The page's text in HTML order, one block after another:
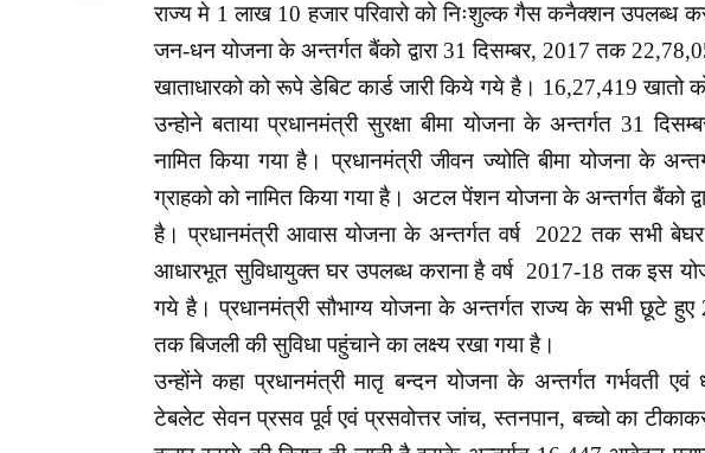
राज्य मे 1 लाख 10 हजार परिवारो को निःशुल्क गैस कनैक्शन उपलब्ध
जन-धन योजना के अन्तर्गत बैंको द्वारा 31 दिसम्बर, 2017 तक
खाताधारको को रूपे डेबिट कार्ड जारी किये गये है। 16,27,419 खातो
उन्होने बताया प्रधानमंत्री सुरक्षा बीमा योजना के अन्तर्गत 31
नामित किया गया है। प्रधानमंत्री जीवन ज्योति बीमा योजना के
ग्राहको को नामित किया गया है। अटल पेंशन योजना के अन्तर्गत बैंको
है। प्रधानमंत्री आवास योजना के अन्तर्गत वर्ष 2022 तक सभी बेघर
आधारभूत सुविधायुक्त घर उपलब्ध कराना है वर्ष 2017-18 तक इस
गये है। प्रधानमंत्री सौभाग्य योजना के अन्तर्गत राज्य के सभी छूटे
तक बिजली की सुविधा पहुंचाने का लक्ष्य रखा गया है।
उन्होंने कहा प्रधानमंत्री मातृ बन्दन योजना के अन्तर्गत गर्भवती
टेबलेट सेवन प्रसव पूर्व एवं प्रसवोत्तर जांच, स्तनपान, बच्चो का